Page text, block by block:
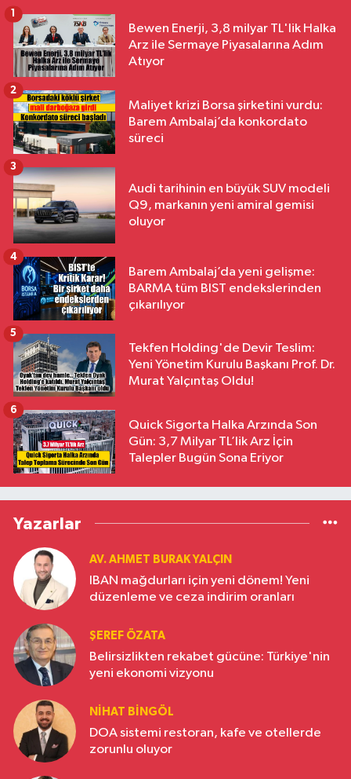
Bewen Enerji, 3,8 milyar TL'lik Halka
Arz ile Sermaye Piyasalarına Adım
Atıyor
1
Maliyet krizi Borsa şirketini vurdu:
Barem Ambalaj’da konkordato
süreci
2
Audi tarihinin en büyük SUV modeli
Q9, markanın yeni amiral gemisi
oluyor
3
Barem Ambalaj’da yeni gelişme:
BARMA tüm BIST endekslerinden
çıkarılıyor
4
Tekfen Holding'de Devir Teslim:
Yeni Yönetim Kurulu Başkanı Prof. Dr.
Murat Yalçıntaş Oldu!
5
Quick Sigorta Halka Arzında Son
Gün: 3,7 Milyar TL’lik Arz İçin
Talepler Bugün Sona Eriyor
6
Yazarlar
AV. AHMET BURAK YALÇIN
IBAN mağdurları için yeni dönem! Yeni
düzenleme ve ceza indirim oranları
ŞEREF ÖZATA
Belirsizlikten rekabet gücüne: Türkiye'nin
yeni ekonomi vizyonu
NIHAT BINGÖL
DOA sistemi restoran, kafe ve otellerde
zorunlu oluyor